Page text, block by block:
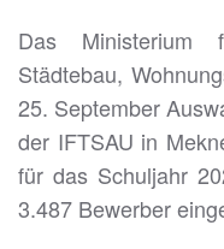
Das Ministerium
Städtebau,
25. September
der IFTSAU in
für das Schuljahr
3.487 Bewerber